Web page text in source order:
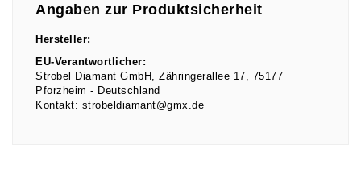
Angaben zur Produktsicherheit
Hersteller:
EU-Verantwortlicher:
Strobel Diamant GmbH
Zähringerallee 17
75177
Pforzheim
Deutschland
Kontakt: strobeldiamant@gmx.de